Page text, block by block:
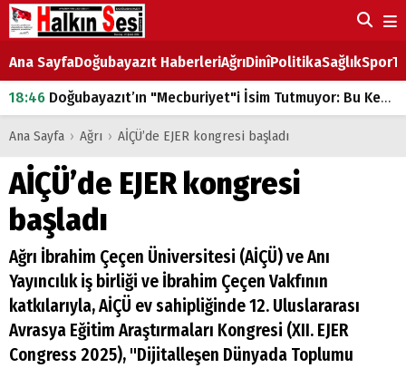
Ana SayfaDoğubayazıt HaberleriAğrıDinîPolitikaSağlıkSpor
18:46 Doğubayazıt’ın "Mecburiyet"i İsim Tutmuyor: Bu Kez de Mem u Zîn Oldu!
07:53Doğubayazıt’ta Ekmek Fiyatlarına Zam
07:16
Doğubayazıt'ta çocukların sırtındaki ağır yük
07:00DEVLET ve HÜKÜMET
18:29ÇARŞI CADDESİ YAZ BOZ TAHTASI
Ana Sayfa › Ağrı › AİÇÜ’de EJER kongresi başladı
AİÇÜ’de EJER kongresi
başladı
Ağrı İbrahim Çeçen Üniversitesi (AİÇÜ) ve Anı
Yayıncılık iş birliği ve İbrahim Çeçen Vakfının
katkılarıyla, AİÇÜ ev sahipliğinde 12. Uluslararası
Avrasya Eğitim Araştırmaları Kongresi (XII. EJER
Congress 2025), "Dijitalleşen Dünyada Toplumu